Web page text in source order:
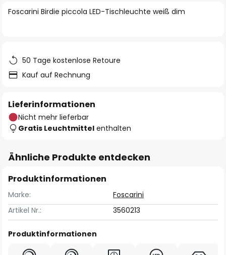
Foscarini Birdie piccola LED-Tischleuchte weiß dim
50 Tage kostenlose Retoure
Kauf auf Rechnung
Lieferinformationen
Nicht mehr lieferbar
Gratis Leuchtmittel enthalten
Ähnliche Produkte entdecken
Produktinformationen
Marke:
Foscarini
Artikel Nr.:
3560213
Produktinformationen